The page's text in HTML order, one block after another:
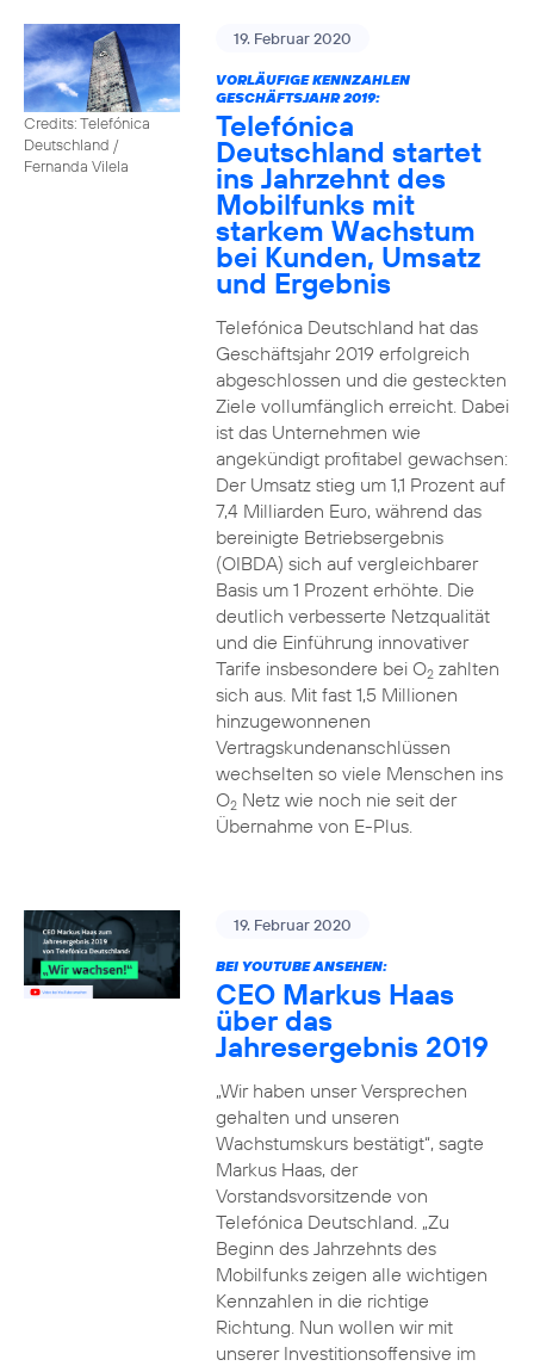
Credits: Telefónica
Deutschland /
Fernanda Vilela
19. Februar 2020
VORLÄUFIGE KENNZAHLEN
GESCHÄFTSJAHR 2019:
Telefónica
Deutschland startet
ins Jahrzehnt des
Mobilfunks mit
starkem Wachstum
bei Kunden, Umsatz
und Ergebnis
Telefónica Deutschland hat das
Geschäftsjahr 2019 erfolgreich
abgeschlossen und die gesteckten
Ziele vollumfänglich erreicht. Dabei
ist das Unternehmen wie
angekündigt profitabel gewachsen:
Der Umsatz stieg um 1,1 Prozent auf
7,4 Milliarden Euro, während das
bereinigte Betriebsergebnis
(OIBDA) sich auf vergleichbarer
Basis um 1 Prozent erhöhte. Die
deutlich verbesserte Netzqualität
und die Einführung innovativer
Tarife insbesondere bei O2zahlten
sich aus. Mit fast 1,5 Millionen
hinzugewonnenen
Vertragskundenanschlüssen
wechselten so viele Menschen ins
O2Netz wie noch nie seit der
Übernahme von E-Plus.
19. Februar 2020
BEI YOUTUBE ANSEHEN:
CEO Markus Haas
über das
Jahresergebnis 2019
„Wir haben unser Versprechen
gehalten und unseren
Wachstumskurs bestätigt“, sagte
Markus Haas, der
Vorstandsvorsitzende von
Telefónica Deutschland. „Zu
Beginn des Jahrzehnts des
Mobilfunks zeigen alle wichtigen
Kennzahlen in die richtige
Richtung. Nun wollen wir mit
unserer Investitionsoffensive im